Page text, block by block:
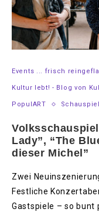
Events ... frisch
Kultur lebt! - Blog von
PopulART Schauspiel
Lady”, “The
dieser Michel”
Zwei
Festliche
Gastspiele – so bunt